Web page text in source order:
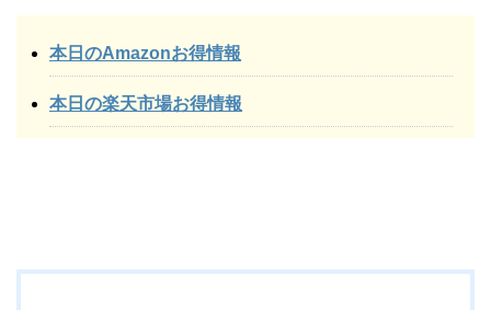
本日のAmazonお得情報
本日の楽天市場お得情報